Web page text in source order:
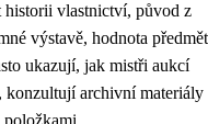
historii vlastnictví, původ z
výstavě, hodnota
ukazují, jak mistři aukcí
konzultují archivní materiály